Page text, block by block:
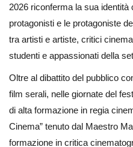
2026 riconferma la sua
protagonisti e le protagoniste
tra artisti e artiste, critici
studenti e appassionati della
Oltre al dibattito del pubblico
film serali, nelle giornate del
di alta formazione in regia
Cinema” tenuto dal Maestro
formazione in critica